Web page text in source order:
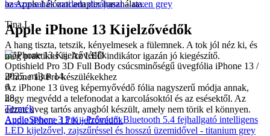
az Apple hálózati adapter használata.
Apple iPhone 13 Kijelzővédők
Optishield Pro 3D Full Body csúcsminőségű üvegfólia iPhone 13 /
iPhone 13 Pro készülékekhez
Az iPhone 13 üveg képernyővédő fólia nagyszerű módja annak,
hogy megvédd a telefonodat a karcolásoktól és az esésektől. Az
edzett üveg tartós anyagból készült, amely nem törik el könnyen.
Apple iPhone 13 Kijelzővédők
basszussal és modern dizájnnal – raven grey
Tina.L
A hang tiszta, tetszik, kényelmesek a fülemnek. A tok jól néz ki, és
még praktikus is. Az LED indikátor igazán jó kiegészítő.
2025. május 14.
6
28
Termék
AudioSphere 3 Pro - Prémium Bluetooth 5.4 fejhallgató intelligens
LED kijelzővel, zajszűréssel és hosszú üzemidővel - titanium grey